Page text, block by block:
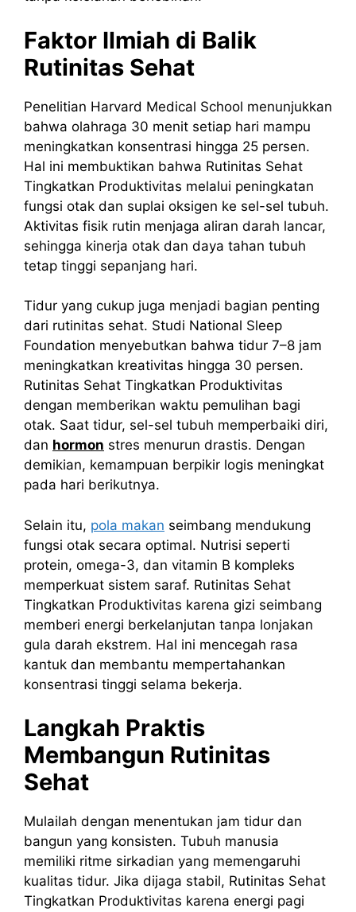
Faktor Ilmiah di Balik
Rutinitas Sehat
Penelitian Harvard Medical School menunjukkan
bahwa olahraga 30 menit setiap hari mampu
meningkatkan konsentrasi hingga 25 persen.
Hal ini membuktikan bahwa Rutinitas Sehat
Tingkatkan Produktivitas melalui peningkatan
fungsi otak dan suplai oksigen ke sel-sel tubuh.
Aktivitas fisik rutin menjaga aliran darah lancar,
sehingga kinerja otak dan daya tahan tubuh
tetap tinggi sepanjang hari.
Tidur yang cukup juga menjadi bagian penting
dari rutinitas sehat. Studi National Sleep
Foundation menyebutkan bahwa tidur 7–8 jam
meningkatkan kreativitas hingga 30 persen.
Rutinitas Sehat Tingkatkan Produktivitas
dengan memberikan waktu pemulihan bagi
otak. Saat tidur, sel-sel tubuh memperbaiki diri,
dan hormon stres menurun drastis. Dengan
demikian, kemampuan berpikir logis meningkat
pada hari berikutnya.
Selain itu, pola makan seimbang mendukung
fungsi otak secara optimal. Nutrisi seperti
protein, omega-3, dan vitamin B kompleks
memperkuat sistem saraf. Rutinitas Sehat
Tingkatkan Produktivitas karena gizi seimbang
memberi energi berkelanjutan tanpa lonjakan
gula darah ekstrem. Hal ini mencegah rasa
kantuk dan membantu mempertahankan
konsentrasi tinggi selama bekerja.
Langkah Praktis
Membangun Rutinitas
Sehat
Mulailah dengan menentukan jam tidur dan
bangun yang konsisten. Tubuh manusia
memiliki ritme sirkadian yang memengaruhi
kualitas tidur. Jika dijaga stabil, Rutinitas Sehat
Tingkatkan Produktivitas karena energi pagi